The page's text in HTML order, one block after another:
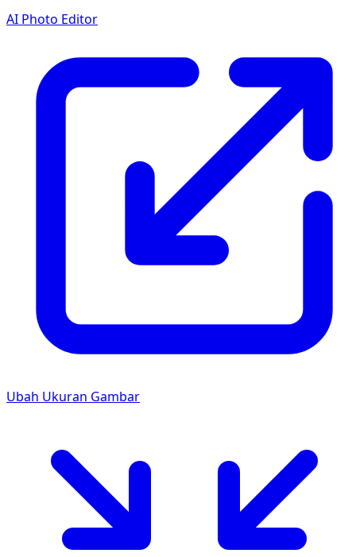
AI Photo Editor
Ubah Ukuran Gambar